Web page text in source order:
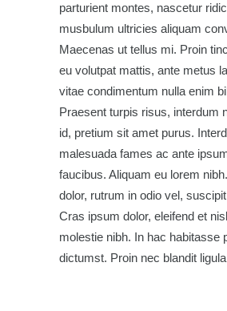
parturient montes, nascetur
musbulum ultricies aliquam
Maecenas ut tellus mi. Proin
eu volutpat mattis, ante metus
vitae condimentum nulla enim
Praesent turpis risus, interdum
id, pretium sit amet purus.
malesuada fames ac ante
faucibus. Aliquam eu lorem
dolor, rutrum in odio vel,
Cras ipsum dolor, eleifend et
molestie nibh. In hac habitasse
dictumst. Proin nec blandit